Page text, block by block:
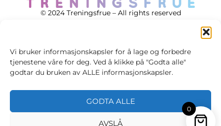
Vi bruker informasjonskapsler for å lage og forbedre
tjenestene våre for deg. Ved å klikke på "Godta alle"
godtar du bruken av ALLE informasjonskapsler.
GODTA ALLE
AVSLÅ
© 2024 Treningsfrue – All rights reserved
Cookie policy
Personvernsvilkår
0